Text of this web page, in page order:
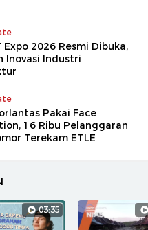
Expo 2026 Resmi Dibuka,
Inovasi Industri
Pakai Face
16 Ribu Pelanggaran
Terekam ETLE
03:35